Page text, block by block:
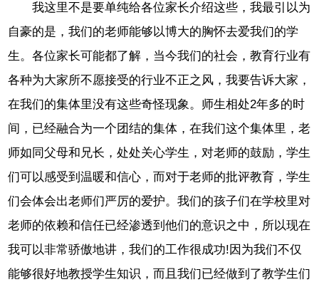
我这里不是要单纯给各位家长介绍这些，我最引以为
自豪的是，我们的老师能够以博大的胸怀去爱我们的学
生。各位家长可能都了解，当今我们的社会，教育行业有
各种为大家所不愿接受的行业不正之风，我要告诉大家，
在我们的集体里没有这些奇怪现象。师生相处2年多的时
间，已经融合为一个团结的集体，在我们这个集体里，老
师如同父母和兄长，处处关心学生，对老师的鼓励，学生
们可以感受到温暖和信心，而对于老师的批评教育，学生
们会体会出老师们严厉的爱护。我们的孩子们在学校里对
老师的依赖和信任已经渗透到他们的意识之中，所以现在
我可以非常骄傲地讲，我们的工作很成功!因为我们不仅
能够很好地教授学生知识，而且我们已经做到了教学生们